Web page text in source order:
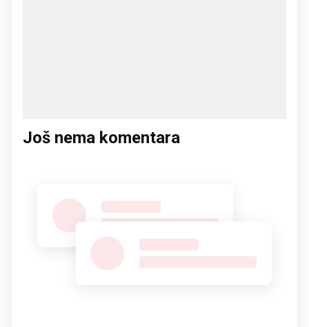
Još nema komentara